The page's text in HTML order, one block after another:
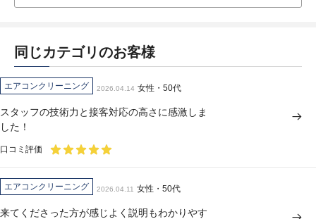
同じカテゴリのお客様
エアコンクリーニング 2026.04.14 女性・50代
スタッフの技術力と接客対応の高さに感激しま
した！
口コミ評価
エアコンクリーニング 2026.04.11 女性・50代
来てくださった方が感じよく説明もわかりやす